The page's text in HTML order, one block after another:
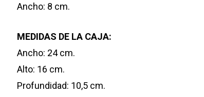
Ancho: 8 cm.
MEDIDAS DE LA CAJA:
Ancho: 24 cm.
Alto: 16 cm.
Profundidad: 10,5 cm.